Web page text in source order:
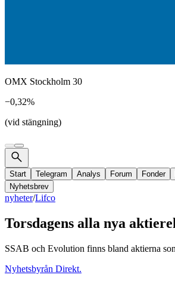
OMX Stockholm 30
−0,32%
(vid stängning)
Start Telegram Analys Forum Fonder
Nyhetsbrev
nyheter/Lifco
Torsdagens alla nya
SSAB och Evolution finns bland aktierna
Nyhetsbyrån Direkt.